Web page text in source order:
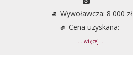
Wywoławcza: 8 000 zł
Cena uzyskana: -
... więcej ...